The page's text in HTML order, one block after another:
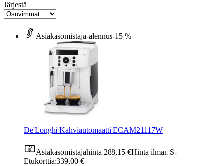
Järjestä
Asiakasomistaja-alennus-15 %
De'Longhi Kahviautomaatti ECAM21117W
Asiakasomistajahinta 288,15 €Hinta ilman S-
Etukorttia:339,00 €